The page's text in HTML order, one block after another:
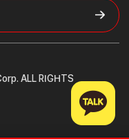
ALL RIGHTS